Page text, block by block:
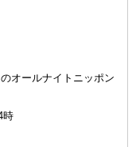
オールナイトニッポン
時